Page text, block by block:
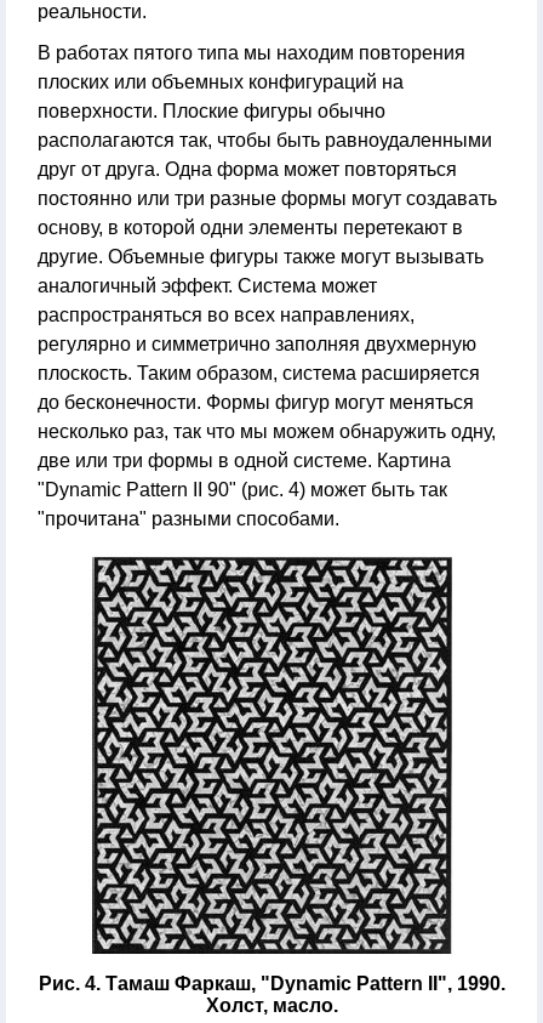
реальности.
В работах пятого типа мы находим повторения
плоских или объемных конфигураций на
поверхности. Плоские фигуры обычно
располагаются так, чтобы быть равноудаленными
друг от друга. Одна форма может повторяться
постоянно или три разные формы могут создавать
основу, в которой одни элементы перетекают в
другие. Объемные фигуры также могут вызывать
аналогичный эффект. Система может
распространяться во всех направлениях,
регулярно и симметрично заполняя двухмерную
плоскость. Таким образом, система расширяется
до бесконечности. Формы фигур могут меняться
несколько раз, так что мы можем обнаружить одну,
две или три формы в одной системе. Картина
"Dynamic Pattern II 90" (рис. 4) может быть так
"прочитана" разными способами.
Рис. 4. Тамаш Фаркаш, "Dynamic Pattern II", 1990.
Холст, масло.